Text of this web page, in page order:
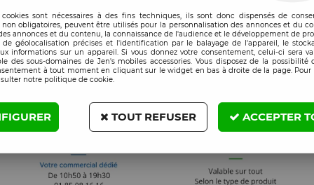
cookies sont nécessaires à des fins techniques, ils sont donc dispensés de
non obligatoires, peuvent être utilisés pour la personnalisation des annonces et du
annonces et du contenu, la connaissance de l'audience et le développement de
de géolocalisation précises et l'identification par le balayage de l'appareil, le
informations sur un appareil. Si vous donnez votre consentement, celui-ci sera
des sous-domaines de Jen's mobiles accessories. Vous disposez de la possibilité
à tout moment en cliquant sur le widget en bas à droite de la page. Pour
notre politique de cookie.
TOUT REFUSER ACCEPTER